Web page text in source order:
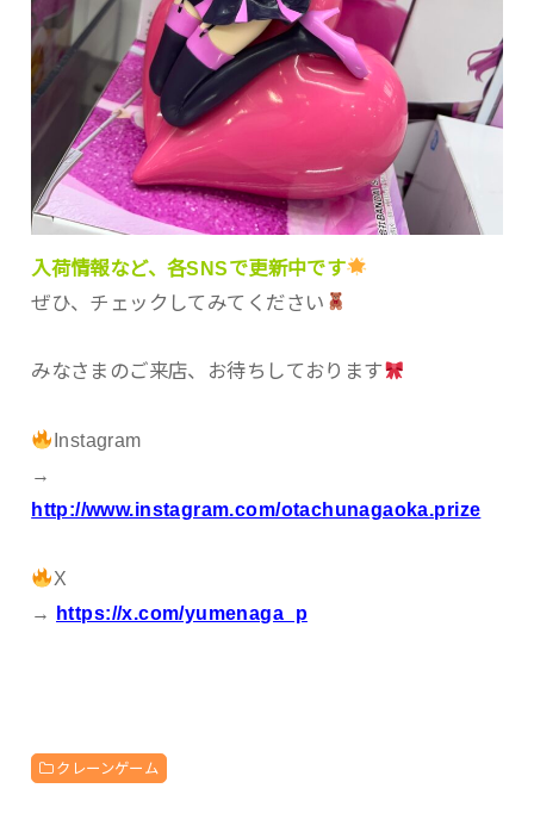
入荷情報など、各SNSで更新中です
ぜひ、チェックしてみてください
みなさまのご来店、お待ちしております
Instagram
→
http://www.instagram.com/otachunagaoka.prize
X
→ https://x.com/yumenaga_p
クレーンゲーム